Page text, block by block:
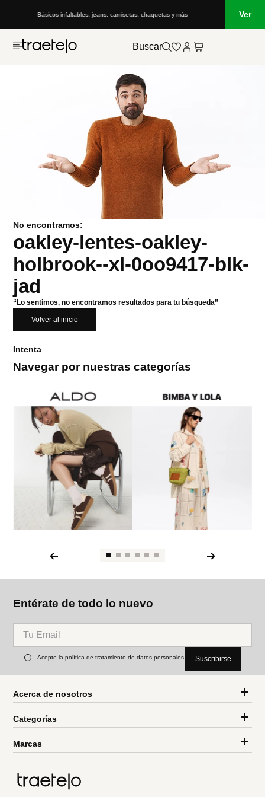
Básicos infaltables: jeans, camisetas, chaquetas y más Ver
Buscar
No encontramos:
oakley-lentes-oakley-
holbrook--xl-0oo9417-blk-
jad
“Lo sentimos, no encontramos resultados para tu búsqueda”
Volver al inicio
Intenta
Navegar por nuestras categorías
Entérate de todo lo nuevo
Acepto la política de tratamiento de datos personales Suscribirse
Acerca de nosotros
Categorías
Marcas